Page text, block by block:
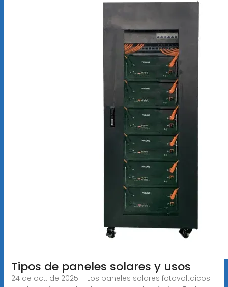
Tipos de paneles solares y usos
24 de oct. de 2025 · Los paneles solares fotovoltaicos